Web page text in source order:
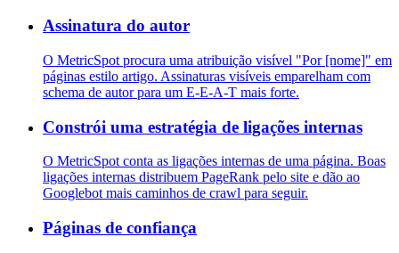
Assinatura do autor
O MetricSpot procura uma atribuição visível "Por [nome]" em
páginas estilo artigo. Assinaturas visíveis emparelham com
schema de autor para um E-E-A-T mais forte.
Constrói uma estratégia de ligações internas
O MetricSpot conta as ligações internas de uma página. Boas
ligações internas distribuem PageRank pelo site e dão ao
Googlebot mais caminhos de crawl para seguir.
Páginas de confiança